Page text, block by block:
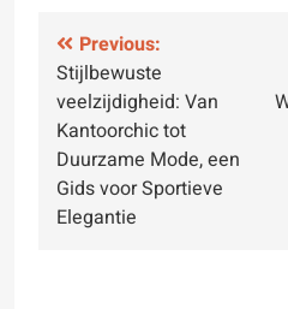
Bericht
navigatie
Previous:
Stijlbewuste
veelzijdigheid: Van
Kantoorchic tot
Duurzame Mode, een
Gids voor Sportieve
Elegantie